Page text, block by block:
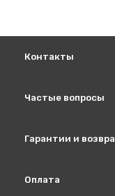
Контакты
Частые вопросы
Гарантии и
Оплата